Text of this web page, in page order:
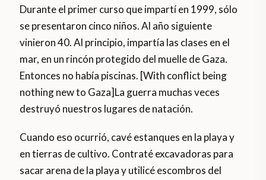
Durante el primer curso que impartí en 1999, sólo
se presentaron cinco niños. Al año siguiente
vinieron 40. Al principio, impartía las clases en el
mar, en un rincón protegido del muelle de Gaza.
Entonces no había piscinas. [With conflict being
nothing new to Gaza]La guerra muchas veces
destruyó nuestros lugares de natación.
Cuando eso ocurrió, cavé estanques en la playa y
en tierras de cultivo. Contraté excavadoras para
sacar arena de la playa y utilicé escombros del